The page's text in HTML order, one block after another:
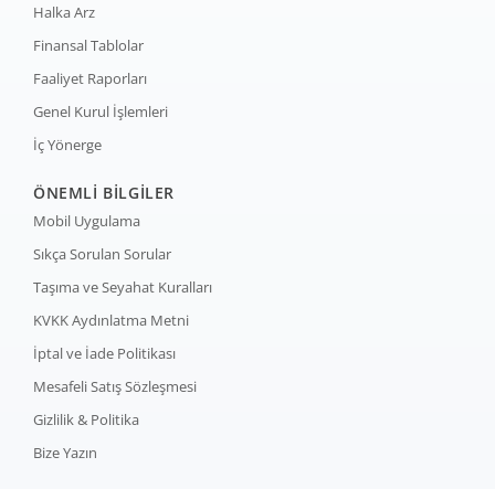
Halka Arz
Finansal Tablolar
Faaliyet Raporları
Genel Kurul İşlemleri
İç Yönerge
ÖNEMLİ BİLGİLER
Mobil Uygulama
Sıkça Sorulan Sorular
Taşıma ve Seyahat Kuralları
KVKK Aydınlatma Metni
İptal ve İade Politikası
Mesafeli Satış Sözleşmesi
Gizlilik & Politika
Bize Yazın